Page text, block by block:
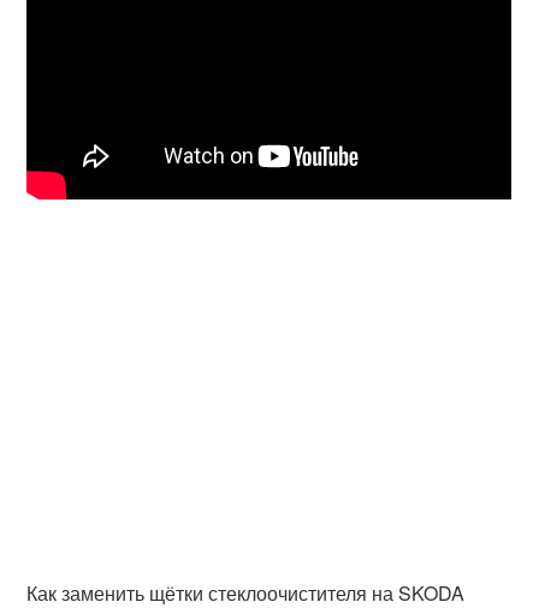
Как заменить щётки стеклоочистителя на SKODA